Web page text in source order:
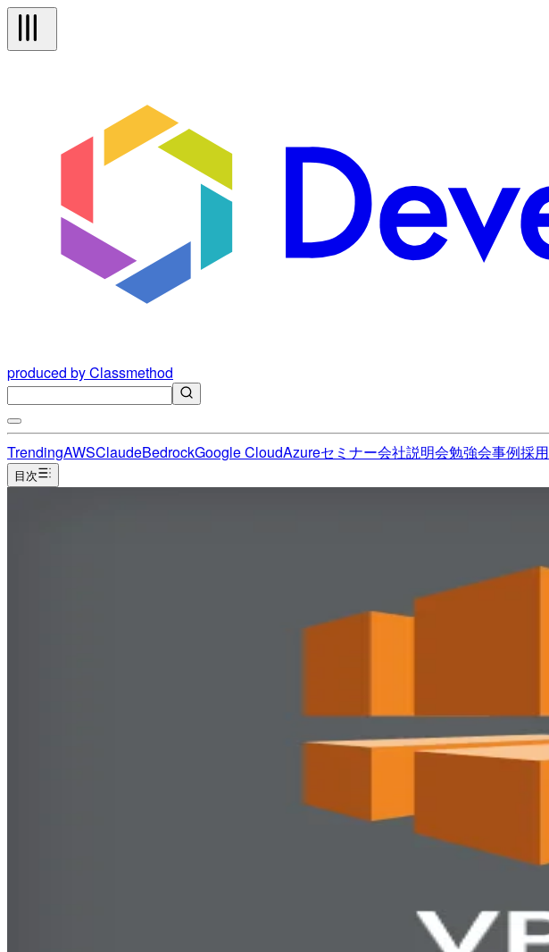
produced by Classmethod
TrendingAWSClaudeBedrockGoogle CloudAzureセミナー会社説明会勉強会事例採用
目次